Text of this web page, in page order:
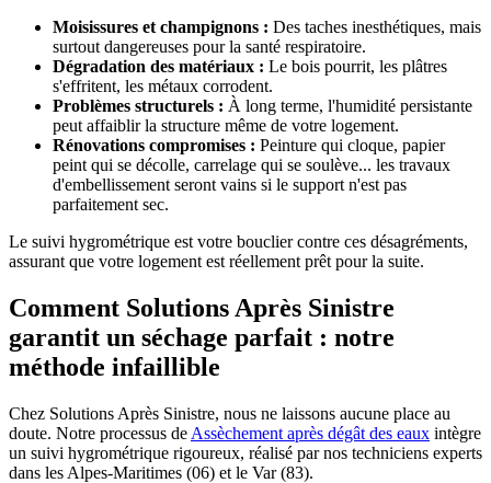
Moisissures et champignons : Des taches inesthétiques, mais
surtout dangereuses pour la santé respiratoire.
Dégradation des matériaux : Le bois pourrit, les plâtres
s'effritent, les métaux corrodent.
Problèmes structurels : À long terme, l'humidité persistante
peut affaiblir la structure même de votre logement.
Rénovations compromises : Peinture qui cloque, papier
peint qui se décolle, carrelage qui se soulève... les travaux
d'embellissement seront vains si le support n'est pas
parfaitement sec.
Le suivi hygrométrique est votre bouclier contre ces désagréments,
assurant que votre logement est réellement prêt pour la suite.
Comment Solutions Après Sinistre
garantit un séchage parfait : notre
méthode infaillible
Chez Solutions Après Sinistre, nous ne laissons aucune place au
doute. Notre processus de Assèchement après dégât des eaux intègre
un suivi hygrométrique rigoureux, réalisé par nos techniciens experts
dans les Alpes-Maritimes (06) et le Var (83).